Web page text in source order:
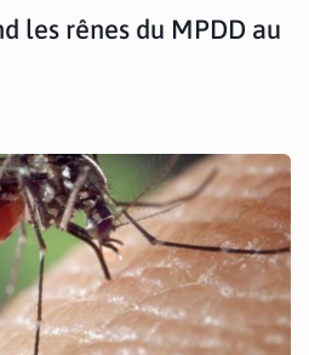
les rênes du MPDD au